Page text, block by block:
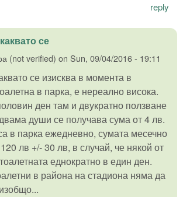
reply
се
(not verified) on Sun, 09/04/2016 - 19:11
се изисква в момента в
в парка, е нереално висока.
ден там и двукратно ползване
души се получава сума от 4 лв.
в парка ежедневно, сумата месечно
лв +/- 30 лв, в случай, че някой от
еднократно в един ден.
в района на стадиона няма да